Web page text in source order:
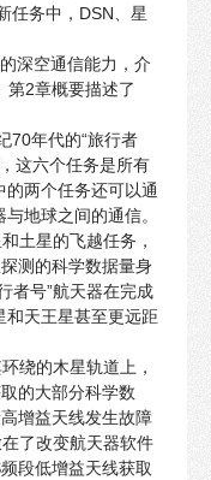
任务中，DSN、星
深空通信能力，介
第2章概要描述了
年代的“旅行者
这六个任务是所有
两个任务还可以通
地球之间的通信。
土星的飞越任务，
测的科学数据量身
者号”航天器在完成
和天王星甚至更远距
绕的木星轨道上，
的大部分科学数
增益天线发生故障
了改变航天器软件
段低增益天线获取